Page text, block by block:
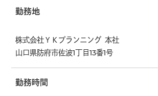
勤務地
株式会社ＹＫプランニング 本社
山口県防府市佐波1丁目13番1号
勤務時間